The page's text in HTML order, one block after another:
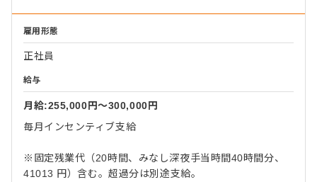
雇用形態
正社員
給与
月給:255,000円〜300,000円
毎月インセンティブ支給
※固定残業代（20時間、みなし深夜手当時間40時間分、
41013 円）含む。超過分は別途支給。